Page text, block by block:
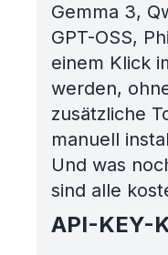
Gemma 3,
GPT-OSS,
einem Klick
werden,
zusätzliche
manuell
Und was
sind alle
API-KEY-